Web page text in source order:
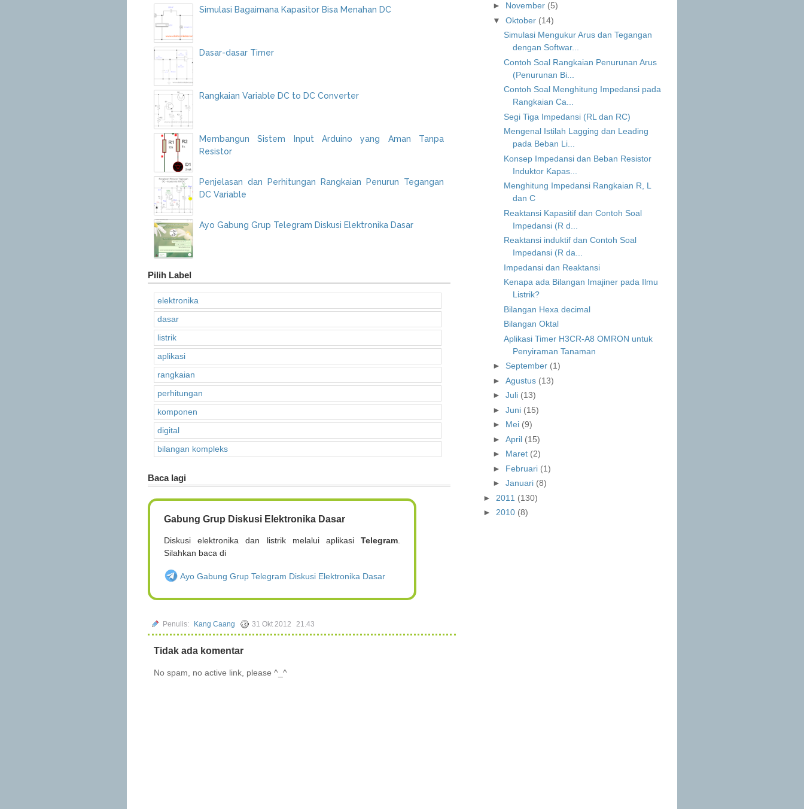
Simulasi Bagaimana Kapasitor Bisa Menahan DC
Dasar-dasar Timer
Rangkaian Variable DC to DC Converter
Membangun Sistem Input Arduino yang Aman Tanpa
Resistor
Penjelasan dan Perhitungan Rangkaian Penurun Tegangan
DC Variable
Ayo Gabung Grup Telegram Diskusi Elektronika Dasar
Pilih Label
elektronika
dasar
listrik
aplikasi
rangkaian
perhitungan
komponen
digital
bilangan kompleks
Baca lagi
Gabung Grup Diskusi Elektronika Dasar
Diskusi elektronika dan listrik melalui aplikasi Telegram.
Silahkan baca di
Ayo Gabung Grup Telegram Diskusi Elektronika Dasar
Penulis: Kang Caang 31 Okt 2012 21.43
Tidak ada komentar
No spam, no active link, please ^_^
► November (5)
▼Oktober (14)
Simulasi Mengukur Arus dan Tegangan
dengan Softwar...
Contoh Soal Rangkaian Penurunan Arus
(Penurunan Bi...
Contoh Soal Menghitung Impedansi pada
Rangkaian Ca...
Segi Tiga Impedansi (RL dan RC)
Mengenal Istilah Lagging dan Leading
pada Beban Li...
Konsep Impedansi dan Beban Resistor
Induktor Kapas...
Menghitung Impedansi Rangkaian R, L
dan C
Reaktansi Kapasitif dan Contoh Soal
Impedansi (R d...
Reaktansi induktif dan Contoh Soal
Impedansi (R da...
Impedansi dan Reaktansi
Kenapa ada Bilangan Imajiner pada Ilmu
Listrik?
Bilangan Hexa decimal
Bilangan Oktal
Aplikasi Timer H3CR-A8 OMRON untuk
Penyiraman Tanaman
► September (1)
►Agustus (13)
►Juli (13)
►Juni (15)
► Mei (9)
►April (15)
► Maret (2)
► Februari (1)
►Januari (8)
► 2011 (130)
► 2010 (8)